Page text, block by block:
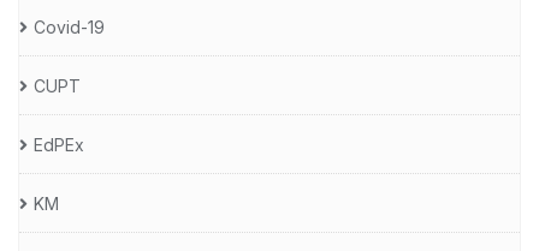
Covid-19
CUPT
EdPEx
KM